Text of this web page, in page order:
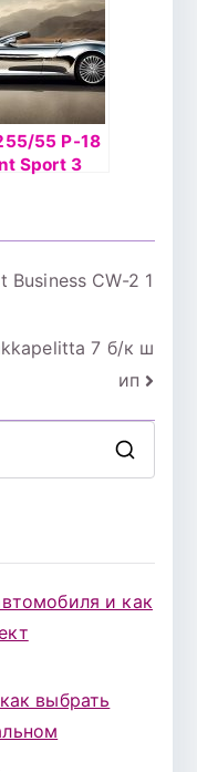
55 Р-18
Sport 3
CW-2 1
7 б/к ш
ип
и как
выбрать